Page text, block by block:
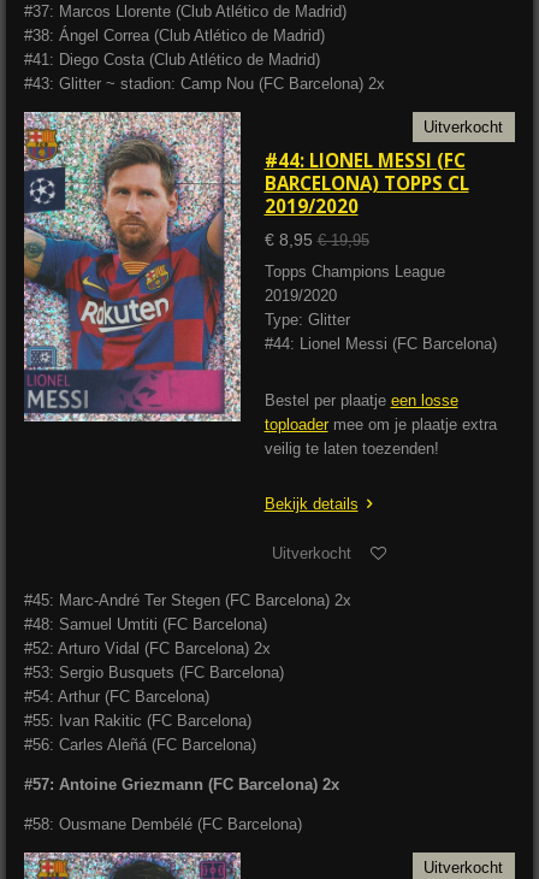
#37: Marcos Llorente (Club Atlético de Madrid)
#38: Ángel Correa (Club Atlético de Madrid)
#41: Diego Costa (Club Atlético de Madrid)
#43: Glitter ~ stadion: Camp Nou (FC Barcelona) 2x
Uitverkocht
#44: LIONEL MESSI (FC
BARCELONA) TOPPS CL
2019/2020
€ 8,95 € 19,95
Topps Champions League
2019/2020
Type: Glitter
#44: Lionel Messi (FC Barcelona)
Bestel per plaatje een losse
toploadermee om je plaatje extra
veilig te laten toezenden!
Bekijk details
Uitverkocht
#45: Marc-André Ter Stegen (FC Barcelona) 2x
#48: Samuel Umtiti (FC Barcelona)
#52: Arturo Vidal (FC Barcelona) 2x
#53: Sergio Busquets (FC Barcelona)
#54: Arthur (FC Barcelona)
#55: Ivan Rakitic (FC Barcelona)
#56: Carles Aleñá (FC Barcelona)
#57: Antoine Griezmann (FC Barcelona) 2x
#58: Ousmane Dembélé (FC Barcelona)
Uitverkocht